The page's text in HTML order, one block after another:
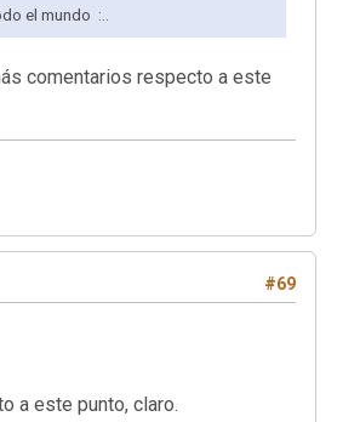
el mundo :..
comentarios respecto a este
#69
a este punto, claro.